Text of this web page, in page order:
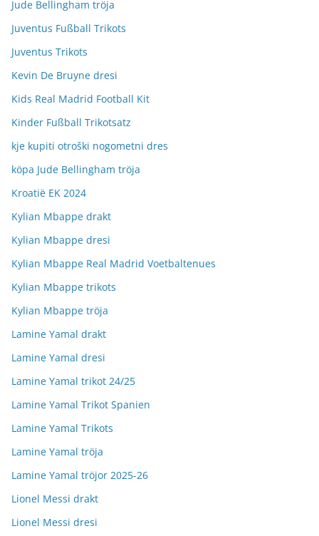
Jude Bellingham tröja
Juventus Fußball Trikots
Juventus Trikots
Kevin De Bruyne dresi
Kids Real Madrid Football Kit
Kinder Fußball Trikotsatz
kje kupiti otroški nogometni dres
köpa Jude Bellingham tröja
Kroatië EK 2024
Kylian Mbappe drakt
Kylian Mbappe dresi
Kylian Mbappe Real Madrid Voetbaltenues
Kylian Mbappe trikots
Kylian Mbappe tröja
Lamine Yamal drakt
Lamine Yamal dresi
Lamine Yamal trikot 24/25
Lamine Yamal Trikot Spanien
Lamine Yamal Trikots
Lamine Yamal tröja
Lamine Yamal tröjor 2025-26
Lionel Messi drakt
Lionel Messi dresi